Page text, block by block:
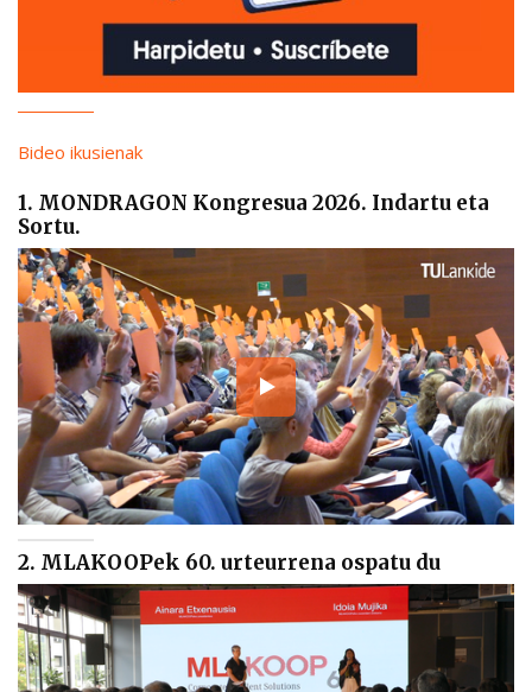
Bideo ikusienak
1. MONDRAGON Kongresua 2026. Indartu eta
Sortu.
2. MLAKOOPek 60. urteurrena ospatu du